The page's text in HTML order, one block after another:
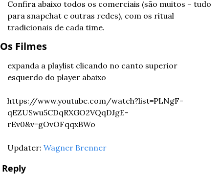
Confira abaixo todos os comerciais (são muitos – tudo
para snapchat e outras redes), com os ritual
tradicionais de cada time.
Os Filmes
expanda a playlist clicando no canto superior
esquerdo do player abaixo
https://www.youtube.com/watch?list=PLNgF-
qEZUSwu5CDqRXGO2VQqDJgE-
rEv0&v=gOvOFqqxBWo
Updater: Wagner Brenner
Reply